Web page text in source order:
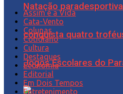
Natação
conquista quatro
Jogos Escolares do
Assim é a Vida
Cata-Vento
Colunas
Cotidiano
Cultura
Destaques
Economia
Editorial
Em Dois Tempos
Entretenimento